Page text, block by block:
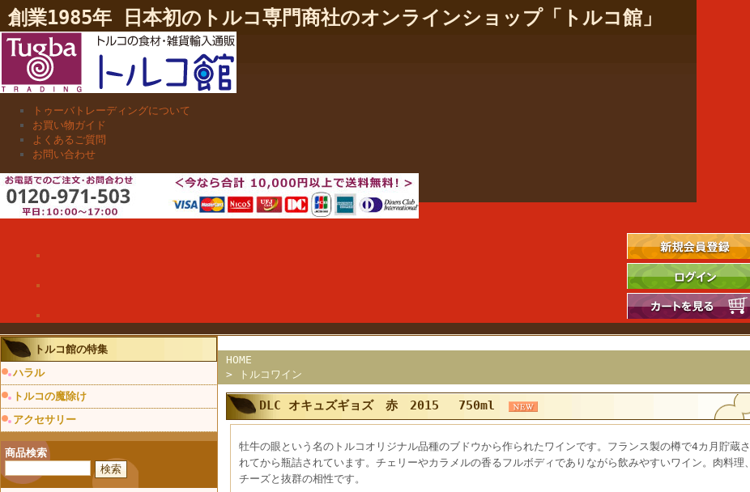
創業1985年 日本初のトルコ専門商社のオンラインショップ「トルコ館」
トゥーバトレーディングについて
お買い物ガイド
よくあるご質問
お問い合わせ
トルコ館の特集
ハラル
トルコの魔除け
アクセサリー
商品検索
HOME
>
トルコワイン
DLC オキュズギョズ 赤 2015 750ml
牡牛の眼という名のトルコオリジナル品種のブドウから作られたワインです。フランス製の樽で4カ月貯蔵さ
れてから瓶詰されています。チェリーやカラメルの香るフルボディでありながら飲みやすいワイン。肉料理、
チーズと抜群の相性です。